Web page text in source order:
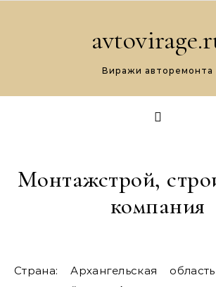
Виражи авторемонта
Монтажстрой,
компания
Страна: Архангельская область Архангельск